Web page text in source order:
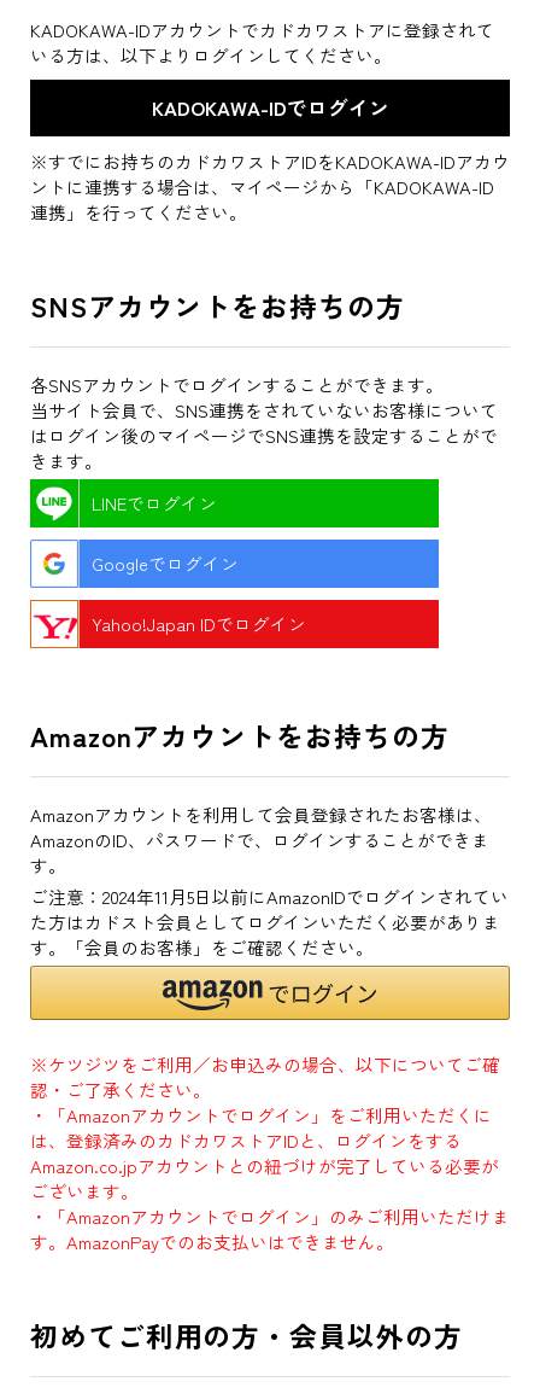
KADOKAWA-IDアカウントでカドカワストアに登録されて
いる方は、以下よりログインしてください。
※すでにお持ちのカドカワストアIDをKADOKAWA-IDアカウ
ントに連携する場合は、マイページから「KADOKAWA-ID
連携」を行ってください。
SNSアカウントをお持ちの方
各SNSアカウントでログインすることができます。
当サイト会員で、SNS連携をされていないお客様について
はログイン後のマイページでSNS連携を設定することがで
きます。
LINEでログイン
Googleでログイン
Yahoo!Japan IDでログイン
Amazonアカウントをお持ちの方
Amazonアカウントを利用して会員登録されたお客様は、
AmazonのID、パスワードで、ログインすることができま
す。
ご注意：2024年11月5日以前にAmazonIDでログインされてい
た方はカドスト会員としてログインいただく必要がありま
す。「会員のお客様」をご確認ください。
※ケツジツをご利用／お申込みの場合、以下についてご確
認・ご了承ください。
・「Amazonアカウントでログイン」をご利用いただくに
は、登録済みのカドカワストアIDと、ログインをする
Amazon.co.jpアカウントとの紐づけが完了している必要が
ございます。
・「Amazonアカウントでログイン」のみご利用いただけま
す。AmazonPayでのお支払いはできません。
初めてご利用の方・会員以外の方